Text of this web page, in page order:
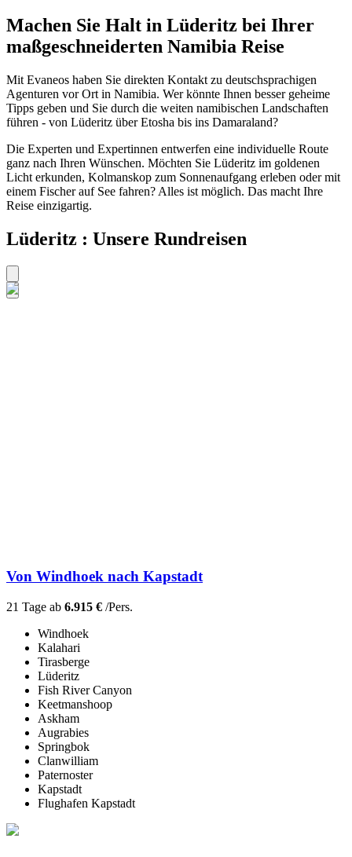
Machen Sie Halt in Lüderitz bei Ihrer
maßgeschneiderten Namibia Reise
Mit Evaneos haben Sie direkten Kontakt zu deutschsprachigen
Agenturen vor Ort in Namibia. Wer könnte Ihnen besser geheime
Tipps geben und Sie durch die weiten namibischen Landschaften
führen - von Lüderitz über Etosha bis ins Damaraland?
Die Experten und Expertinnen entwerfen eine individuelle Route
ganz nach Ihren Wünschen. Möchten Sie Lüderitz im goldenen
Licht erkunden, Kolmanskop zum Sonnenaufgang erleben oder mit
einem Fischer auf See fahren? Alles ist möglich. Das macht Ihre
Reise einzigartig.
Lüderitz : Unsere Rundreisen
Von Windhoek nach Kapstadt
21 Tage ab 6.915 € /Pers.
Windhoek
Kalahari
Tirasberge
Lüderitz
Fish River Canyon
Keetmanshoop
Askham
Augrabies
Springbok
Clanwilliam
Paternoster
Kapstadt
Flughafen Kapstadt